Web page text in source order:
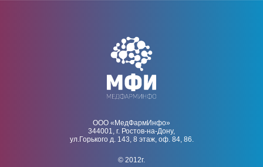
ООО «МедФармИнфо»
344001, г. Ростов-на-Дону,
ул.Горького д. 143, 8 этаж, оф. 84, 86.
© 2012г.